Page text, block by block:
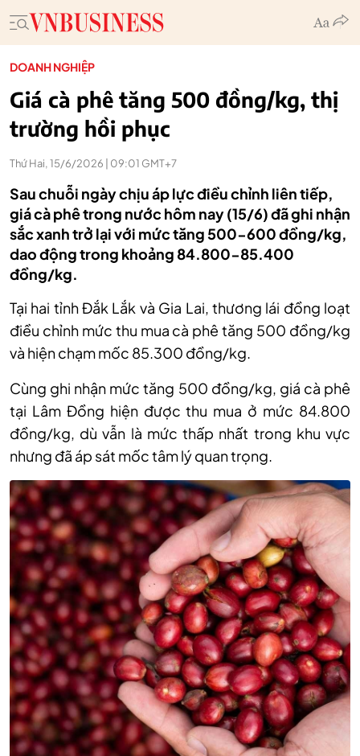
DOANH NGHIỆP
Giá cà phê tăng 500 đồng/kg, thị
trường hồi phục
Thứ Hai, 15/6/2026 | 09:01 GMT+7
Sau chuỗi ngày chịu áp lực điều chỉnh liên tiếp,
giá cà phê trong nước hôm nay (15/6) đã ghi nhận
sắc xanh trở lại với mức tăng 500-600 đồng/kg,
dao động trong khoảng 84.800-85.400
đồng/kg.
Tại hai tỉnh Đắk Lắk và Gia Lai, thương lái đồng loạt
điều chỉnh mức thu mua cà phêtăng 500 đồng/kg
và hiệnchạm mốc 85.300 đồng/kg.
Cùng ghi nhận mức tăng 500 đồng/kg, giá cà phê
tại Lâm Đồng hiện được thu mua ở mức 84.800
đồng/kg, dù vẫn là mức thấp nhất trong khu vực
nhưng đã áp sát mốc tâm lý quan trọng.